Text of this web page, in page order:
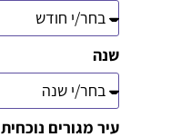
שנה
עיר מגורים נוכחית